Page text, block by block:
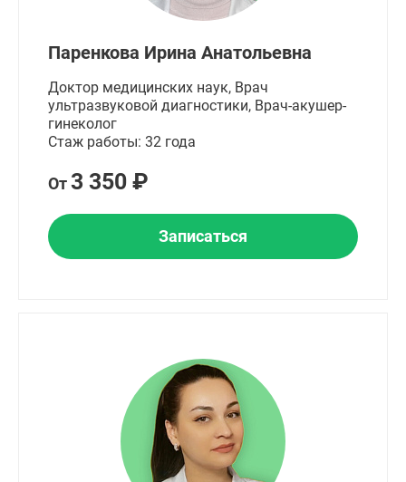
Паренкова Ирина Анатольевна
Доктор медицинских наук, Врач
ультразвуковой диагностики, Врач-акушер-
гинеколог
Стаж работы: 32 года
От3 350 ₽
Записаться